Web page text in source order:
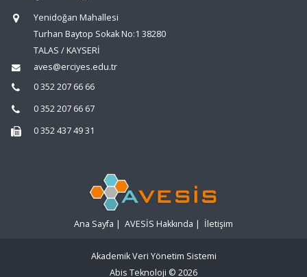
Yenidoğan Mahallesi
Turhan Baytop Sokak No:1 38280
TALAS / KAYSERİ
aves@erciyes.edu.tr
0 352 207 66 66
0 352 207 66 67
0 352 437 49 31
Ana Sayfa | AVESİS Hakkında | İletişim
Akademik Veri Yönetim Sistemi
Abis Teknoloji © 2026